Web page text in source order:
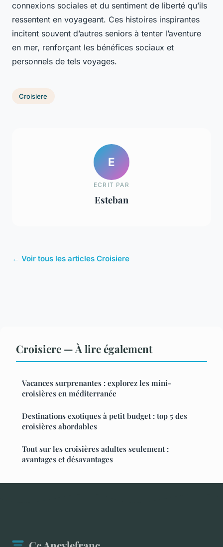
connexions sociales et du sentiment de liberté qu’ils
ressentent en voyageant. Ces histoires inspirantes
incitent souvent d’autres seniors à tenter l’aventure
en mer, renforçant les bénéfices sociaux et
personnels de tels voyages.
Croisiere
E
ECRIT PAR
Esteban
← Voir tous les articles Croisiere
Croisiere — À lire également
Vacances surprenantes : explorez les mini-
croisières en méditerranée
Destinations exotiques à petit budget : top 5 des
croisières abordables
Tout sur les croisières adultes seulement :
avantages et désavantages